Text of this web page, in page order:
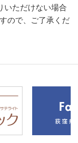
いただけない場合
ので、ご了承くだ